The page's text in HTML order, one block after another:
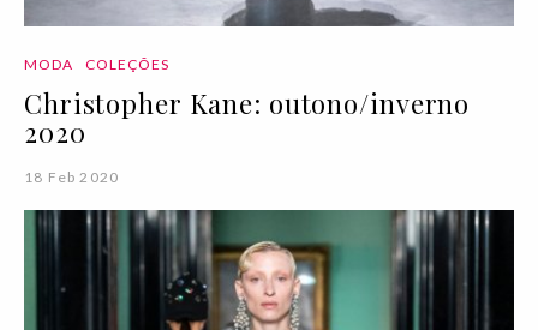
MODA COLEÇÕES
Christopher Kane: outono/inverno
2020
18 Feb 2020